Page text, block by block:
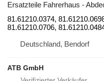
Ersatzteile Fahrerhaus -
81.61210.0374,
81.61210.0706,
Deutschland, Bendorf
ATB GmbH